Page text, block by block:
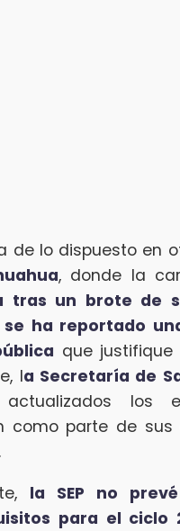
de lo dispuesto en
, donde la
tras un brote de
se ha reportado
que justifique
la Secretaría de
actualizados los
como parte de
la SEP no
para el ciclo